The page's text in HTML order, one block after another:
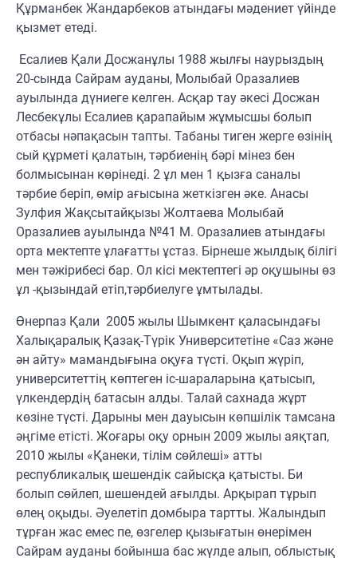
Құрманбек Жандарбеков атындағы мәдениет үйінде
қызмет етеді.
Есалиев Қали Досжанұлы 1988 жылғы наурыздың
20-сында Сайрам ауданы, Молыбай Оразалиев
ауылында дүниеге келген. Асқар тау әкесі Досжан
Лесбекұлы Есалиев қарапайым жұмысшы болып
отбасы нәпақасын тапты. Табаны тиген жерге өзінің
сый құрметі қалатын, тәрбиенің бәрі мінез бен
болмысынан көрінеді. 2 ұл мен 1 қызға саналы
тәрбие беріп, өмір ағысына жеткізген әке. Анасы
Зулфия Жақсытайқызы Жолтаева Молыбай
Оразалиев ауылында №41 М. Оразалиев атындағы
орта мектепте ұлағатты ұстаз. Бірнеше жылдық білігі
мен тәжірибесі бар. Ол кісі мектептегі әр оқушыны өз
ұл -қызындай етіп,тәрбиелуге ұмтылады.
Өнерпаз Қали 2005 жылы Шымкент қаласындағы
Халықаралық Қазақ-Түрік Университетіне «Саз және
ән айту» мамандығына оқуға түсті. Оқып жүріп,
университеттің көптеген іс-шараларына қатысып,
үлкендердің батасын алды. Талай сахнада жұрт
көзіне түсті. Дарыны мен дауысын көпшілік тамсана
әңгіме етісті. Жоғары оқу орнын 2009 жылы аяқтап,
2010 жылы «Қанеки, тілім сөйлеші» атты
республикалық шешендік сайысқа қатысты. Би
болып сөйлеп, шешендей ағылды. Арқырап тұрып
өлең оқыды. Әуелетіп домбыра тартты. Жалындып
тұрған жас емес пе, өзгелер қызығатын өнерімен
Сайрам ауданы бойынша бас жүлде алып, облыстық